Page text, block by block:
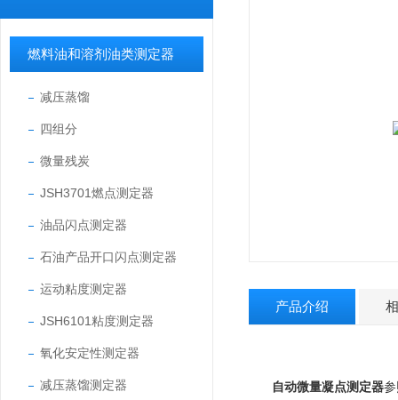
燃料油和溶剂油类测定器
减压蒸馏
四组分
微量残炭
JSH3701燃点测定器
油品闪点测定器
石油产品开口闪点测定器
运动粘度测定器
JSH6101粘度测定器
氧化安定性测定器
减压蒸馏测定器
产品介绍
自动微量凝点测定器